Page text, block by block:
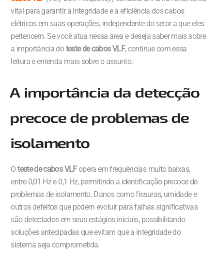
vital para garantir a integridade e a eficiência dos cabos
elétricos em suas operações, independente do setor a que eles
pertencem. Se você atua nessa área e deseja saber mais sobre
a importância doteste de cabos VLF, continue com essa
leitura e entenda mais sobre o assunto.
A importância da detecção
precoce de problemas de
isolamento
Oteste de cabos VLFopera em frequências muito baixas,
entre 0,01 Hz e 0,1 Hz, permitindo a identificação precoce de
problemas de isolamento. Danos como fissuras, umidade e
outros defeitos que podem evoluir para falhas significativas
são detectados em seus estágios iniciais, possibilitando
soluções antecipadas que evitam que a integridade do
sistema seja comprometida.